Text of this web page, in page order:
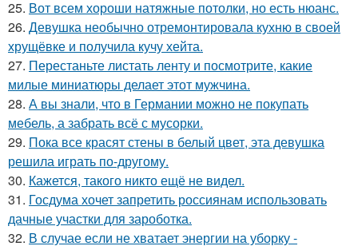
25. Вот всем хороши натяжные потолки, но есть нюанс.
26. Девушка необычно отремонтировала кухню в своей
хрущёвке и получила кучу хейта.
27. Перестаньте листать ленту и посмотрите, какие
милые миниатюры делает этот мужчина.
28. А вы знали, что в Германии можно не покупать
мебель, а забрать всё с мусорки.
29. Пока все красят стены в белый цвет, эта девушка
решила играть по-другому.
30. Кажется, такого никто ещё не видел.
31. Госдума хочет запретить россиянам использовать
дачные участки для зароботка.
32. В случае если не хватает энергии на уборку -